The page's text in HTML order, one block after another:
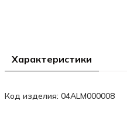
Характеристики
Код изделия: 04ALM000008